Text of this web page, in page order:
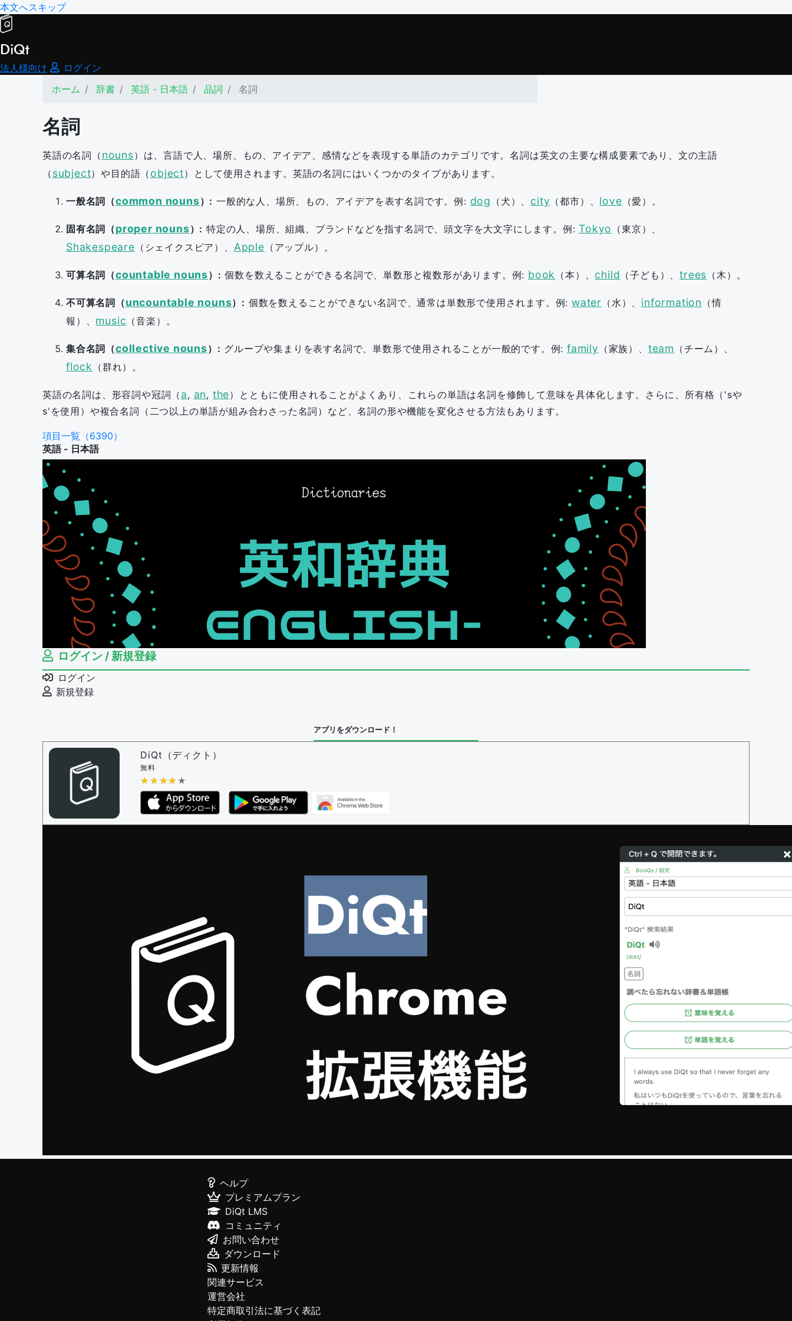
本文へスキップ
DiQt
法人様向け
ログイン
ホーム
辞書 英語 - 日本語 品詞 名詞
名詞
英語の名詞（ nouns）は、言語で人、場所、もの、アイデア、感情などを表現する単語のカテゴリです。名詞は英文の主要な構成要素であり、文の主語
（ subject）や目的語（ object）として使用されます。英語の名詞にはいくつかのタイプがあります。
一般名詞（common nouns）: 一般的な人、場所、もの、アイデアを表す名詞です。例: dog （犬）、 city （都市）、 love （愛）。
固有名詞（proper nouns）: 特定の人、場所、組織、ブランドなどを指す名詞で、頭文字を大文字にします。例:Tokyo （東京）、
Shakespeare （シェイクスピア）、 Apple （アップル）。
可算名詞（countable nouns）: 個数を数えることができる名詞で、単数形と複数形があります。例: book （本）、 child （子ども）、trees （木）。
不可算名詞（uncountable nouns）: 個数を数えることができない名詞で、通常は単数形で使用されます。例:water （水）、 information （情
報）、 music （音楽）。
集合名詞（collective nouns）: グループや集まりを表す名詞で、単数形で使用されることが一般的です。例:family （家族）、 team （チーム）、
flock （群れ）。
英語の名詞は、形容詞や冠詞（ a, an, the）とともに使用されることがよくあり、これらの単語は名詞を修飾して意味を具体化します。さらに、所有格（'sや
s'を使用）や複合名詞（二つ以上の単語が組み合わさった名詞）など、名詞の形や機能を変化させる方法もあります。
項目一覧（6390）
英語 - 日本語
ログイン / 新規登録
ログイン
新規登録
アプリをダウンロード！
DiQt（ディクト）
無料
★★★★★
★★★★★
ヘルプ
プレミアムプラン
DiQt LMS
コミュニティ
お問い合わせ
ダウンロード
更新情報
関連サービス
運営会社
特定商取引法に基づく表記